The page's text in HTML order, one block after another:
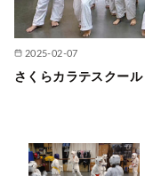
2025-02-07
さくらカラテスクー